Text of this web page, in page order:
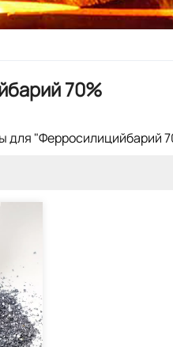
70%
для "Ферросилицийбарий